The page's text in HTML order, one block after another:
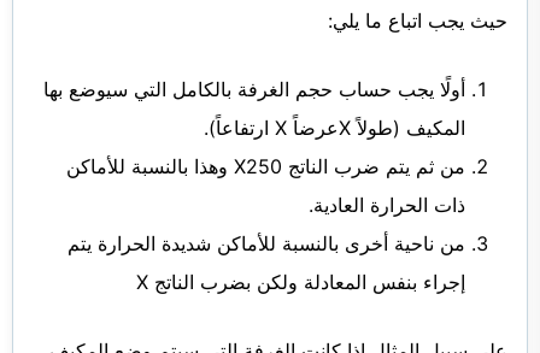
حيث يجب اتباع ما يلي:
أولًا يجب حساب حجم الغرفة بالكامل التي سيوضع بها
المكيف (طولاً Xعرضاً X ارتفاعاً).
من ثم يتم ضرب الناتج X250 وهذا بالنسبة للأماكن
ذات الحرارة العادية.
من ناحية أخرى بالنسبة للأماكن شديدة الحرارة يتم
إجراء بنفس المعادلة ولكن بضرب الناتج X